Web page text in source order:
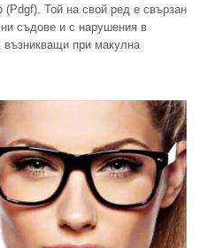
(Pdgf). Той на свой ред е свързан
съдове и с нарушения в
възникващи при макулна